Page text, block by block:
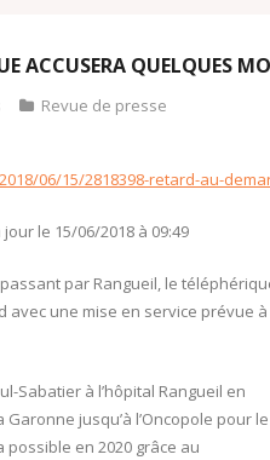
ACCUSERA QUELQUES
Revue de presse
06/15/2818398-retard-au-
jour le 15/06/2018à 09:49
par Rangueil, le
avec une mise en service prévue à
Sabatier à l’hôpital Rangueil en
jusqu’à l’Oncopole pour le
possible en 2020 grâce au